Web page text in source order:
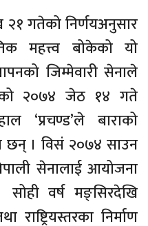
२१ गतेको निर्णयअनुसार
महत्त्व बोकेको यो
जिम्मेवारी सेनाले
२०७४ जेठ १४ गते
‘प्रचण्ड’ले बाराको
छन् । विसं २०७४ साउन
सेनालाई आयोजना
वर्ष मङ्सिरदेखि
निर्माण